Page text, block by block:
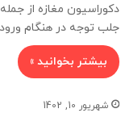
دکوراسیون مغازه از
جلب توجه در هنگام
بیشتر بخوانید »
شهریور 10, 1402